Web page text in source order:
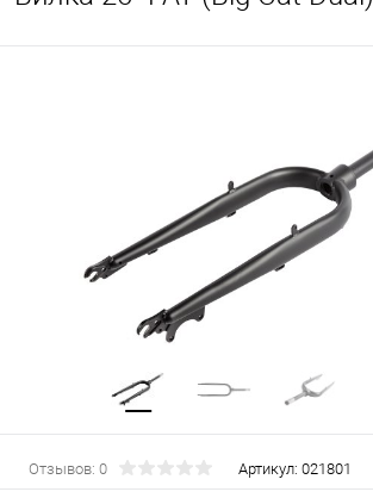
Отзывов: 0 Артикул: 021801